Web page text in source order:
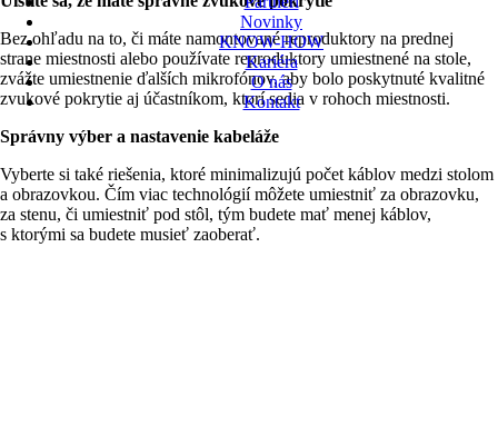
Novinky
KNOW-HOW
Kariéra
O nás
Kontakt
Bez ohľadu na to, či máte namontované reproduktory na prednej
strane miestnosti alebo používate reproduktory umiestnené na stole,
zvážte umiestnenie ďalších mikrofónov, aby bolo poskytnuté kvalitné
zvukové pokrytie aj účastníkom, ktorí sedia v rohoch miestnosti.
Správny výber a nastavenie kabeláže
Vyberte si také riešenia, ktoré minimalizujú počet káblov medzi stolom
a obrazovkou. Čím viac technológií môžete umiestniť za obrazovku,
za stenu, či umiestniť pod stôl, tým budete mať menej káblov,
s ktorými sa budete musieť zaoberať.